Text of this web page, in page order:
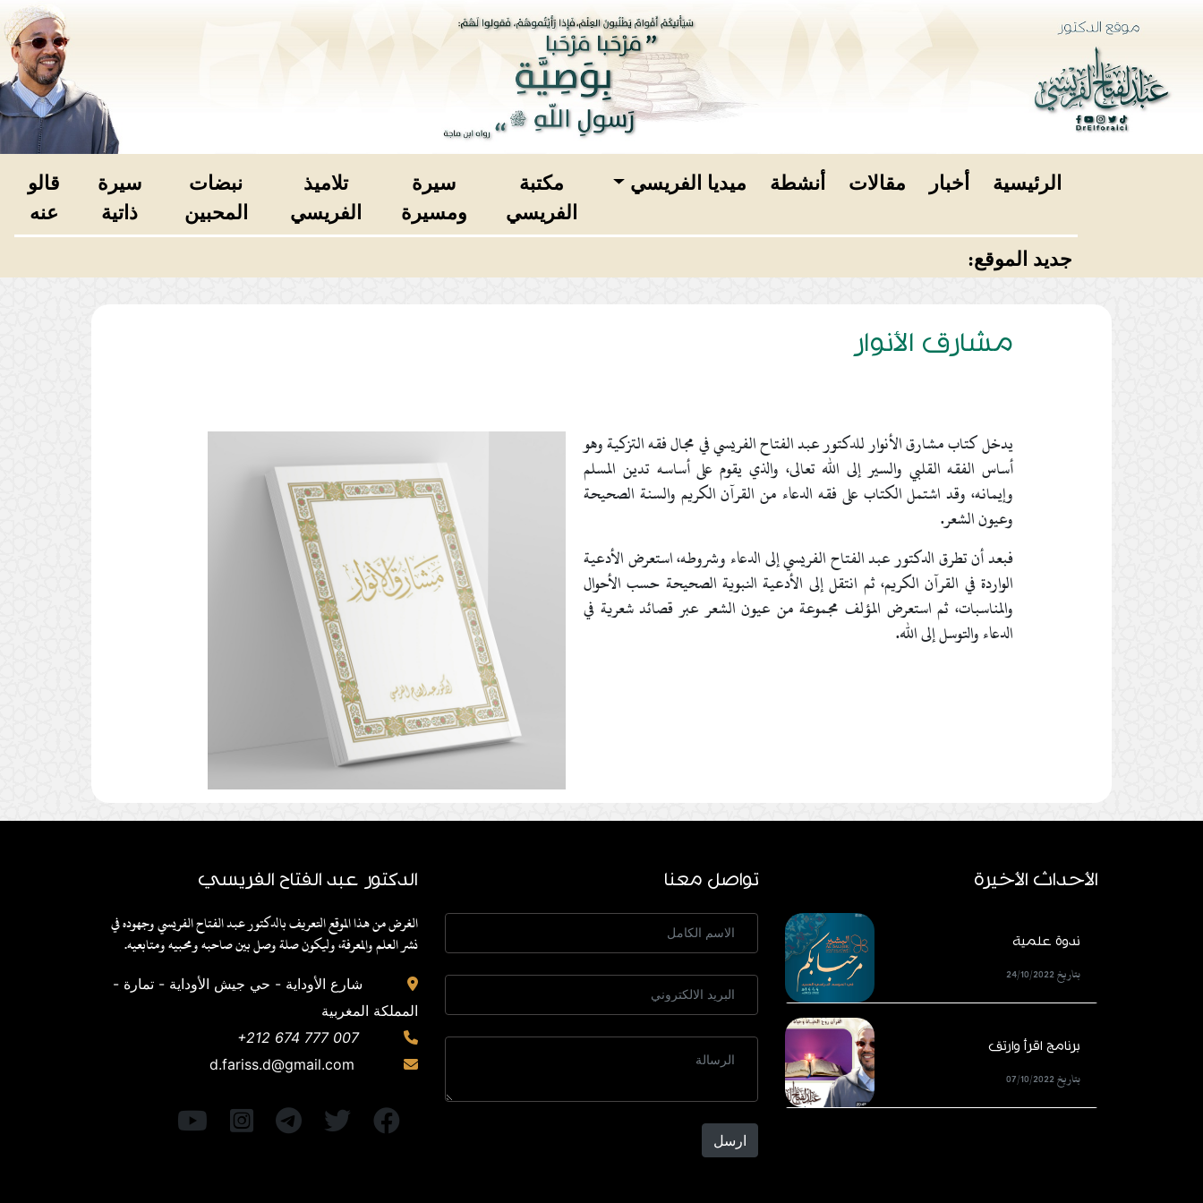
الرئيسية أخبار مقالات أنشطة ميديا الفريسي
مكتبة
الفريسي
سيرة
ومسيرة
تلاميذ
الفريسي
نبضات
المحبين
سيرة
ذاتية
قالو
عنه
جديد الموقع:
مشارق الأنوار
يدخل كتاب مشارق الأنوار للدكتور عبد الفتاح الفريسي في مجال فقه التزكية وهو
أساس الفقه القلبي والسير إلى الله تعالى، والذي يقوم على أساسه تدين المسلم
وإيمانه، وقد اشتمل الكتاب على فقه الدعاء من القرآن الكريم والسنة الصحيحة
وعيون الشعر.
فبعد أن تطرق الدكتور عبد الفتاح الفريسي إلى الدعاء وشروطه، استعرض الأدعية
الواردة في القرآن الكريم، ثم انتقل إلى الأدعية النبوية الصحيحة حسب الأحوال
والمناسبات، ثم استعرض المؤلف مجموعة من عيون الشعر عبر قصائد شعرية في
الدعاء والتوسل إلى الله.
الأحداث الأخيرة
ندوة علمية
بتاريخ 24/10/2022
برنامج اقرأ وارتق
بتاريخ 07/10/2022
تواصل معنا
ارسل
الدكتور عبد الفتاح الفريسي
الغرض من هذا الموقع التعريف بالدكتور عبد الفتاح الفريسي وجهوده في
نشر العلم والمعرفة، وليكون صلة وصل بين صاحبه ومحبيه ومتابعيه.
شارع الأوداية - حي جيش الأوداية - تمارة -
المملكة المغربية
+212 674 777 007